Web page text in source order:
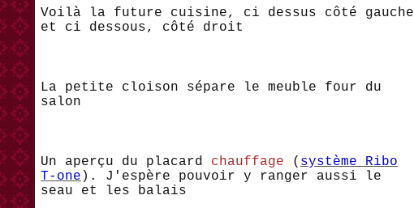
Voilà la future cuisine, ci dessus côté gauche
et ci dessous, côté droit
La petite cloison sépare le meuble four du
salon
Un aperçu du placard chauffage ( système Ribo
T-one ). J'espère pouvoir y ranger aussi le
seau et les balais